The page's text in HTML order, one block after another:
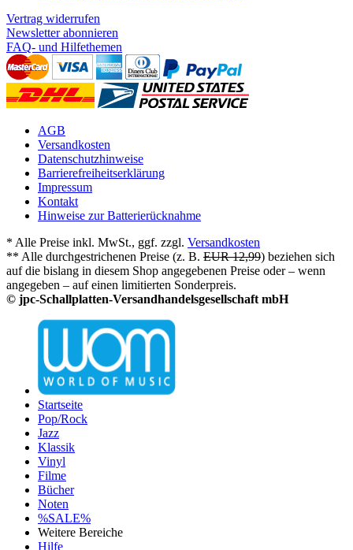
Vertrag widerrufen
Newsletter abonnieren
FAQ- und Hilfethemen
AGB
Versandkosten
Datenschutzhinweise
Barrierefreiheitserklärung
Impressum
Kontakt
Hinweise zur Batterierücknahme
* Alle Preise inkl. MwSt., ggf. zzgl. Versandkosten
** Alle durchgestrichenen Preise (z. B. EUR 12,99) beziehen sich
auf die bislang in diesem Shop angegebenen Preise oder – wenn
angegeben – auf einen limitierten Sonderpreis.
© jpc-Schallplatten-Versandhandelsgesellschaft mbH
Startseite
Pop/Rock
Jazz
Klassik
Vinyl
Filme
Bücher
Noten
%SALE%
Weitere Bereiche
Hilfe